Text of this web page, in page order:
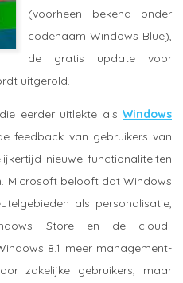
(voorheen bekend onder
codenaam Windows Blue),
de gratis update voor
uitgerold.
eerder uitlekte als Windows
feedback van gebruikers van
nieuwe functionaliteiten
Microsoft belooft dat Windows
als personalisatie,
Store en de cloud-
8.1 meer management-
zakelijke gebruikers, maar